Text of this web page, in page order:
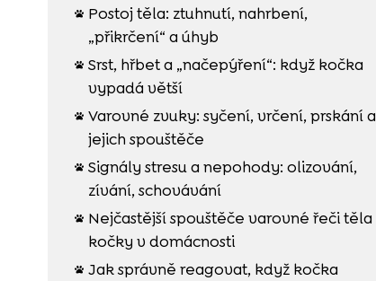

Postoj těla: ztuhnutí, nahrbení,
„přikrčení“ a úhyb
 Srst, hřbet a „načepýření“: když kočka
vypadá větší
 Varovné zvuky: syčení, vrčení, prskání a
jejich spouštěče
 Signály stresu a nepohody: olizování,
zívání, schovávání

Nejčastější spouštěče varovné řeči těla
kočky v domácnosti
 Jak správně reagovat, když kočka